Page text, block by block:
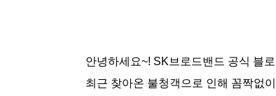
안녕하세요~! SK브로드밴드 공식 블
최근 찾아온 불청객으로 인해 꼼짝없